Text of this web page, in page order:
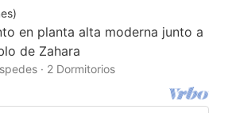
)
en planta alta moderna junto a
de Zahara
· 2 Dormitorios